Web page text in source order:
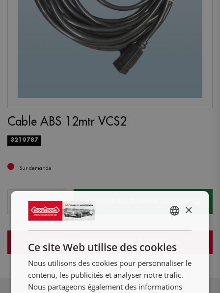
Cable ABS 12mtr VCS2
3219787
Sur demande
CONNECTEZ-VOUS AVEC UN COMPTE
×
Ce site Web utilise des cookies
Nous utilisons des cookies pour personnaliser le
contenu, les publicités et analyser notre trafic.
Nous partageons également des informations